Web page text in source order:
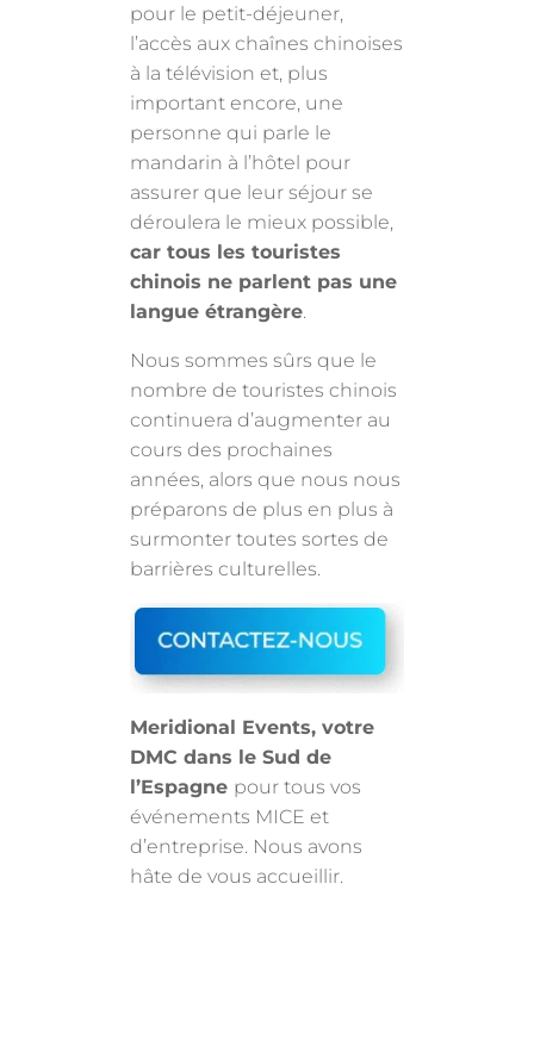
pour le petit-déjeuner,
l’accès aux chaînes chinoises
à la télévision et, plus
important encore, une
personne qui parle le
mandarin à l’hôtel pour
assurer que leur séjour se
déroulera le mieux possible,
car tous les touristes
chinois ne parlent pas une
langue étrangère.
Nous sommes sûrs que le
nombre de touristes chinois
continuera d’augmenter au
cours des prochaines
années, alors que nous nous
préparons de plus en plus à
surmonter toutes sortes de
barrières culturelles.
Meridional Events, votre
DMC dans le Sud de
l’Espagne pour tous vos
événements MICE et
d’entreprise. Nous avons
hâte de vous accueillir.